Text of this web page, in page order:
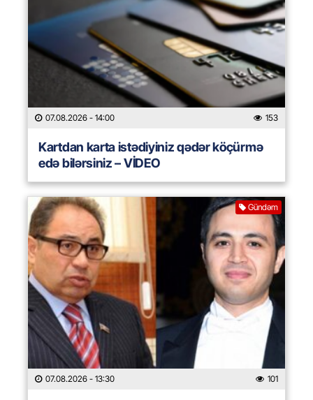
07.08.2026 - 14:00 153
Kartdan karta istədiyiniz qədər köçürmə
edə bilərsiniz – VİDEO
Gündəm
07.08.2026 - 13:30 101